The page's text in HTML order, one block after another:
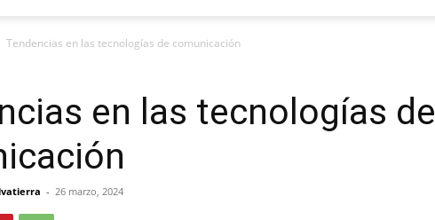
Tendencias en las tecnologías de comunicación
en las tecnologías de
- 26 marzo, 2024